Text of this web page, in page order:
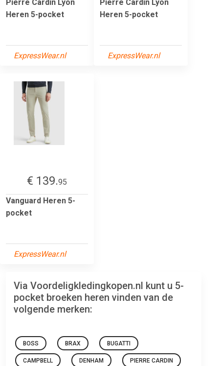
Pierre Cardin Lyon
Heren 5-pocket
ExpressWear.nl
Pierre Cardin Lyon
Heren 5-pocket
ExpressWear.nl
€ 139.95
Vanguard Heren 5-
pocket
ExpressWear.nl
Via Voordeligkledingkopen.nl kunt u 5-
pocket broeken heren vinden van de
volgende merken:
BOSS BRAX BUGATTI
CAMPBELL DENHAM PIERRE CARDIN